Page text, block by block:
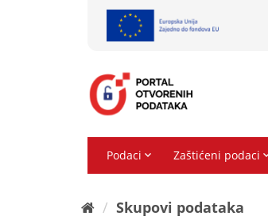
Skupovi podаtаkа